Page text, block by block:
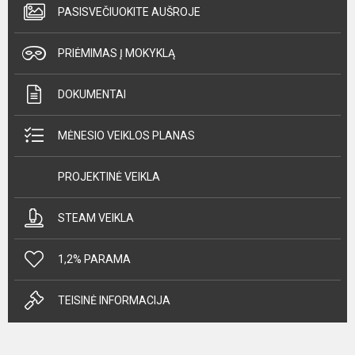
PASISVEČIUOKITE AUŠROJE
PRIĖMIMAS Į MOKYKLĄ
DOKUMENTAI
MĖNESIO VEIKLOS PLANAS
PROJEKTINĖ VEIKLA
STEAM VEIKLA
1,2% PARAMA
TEISINĖ INFORMACIJA